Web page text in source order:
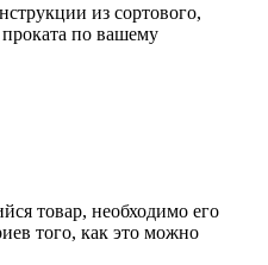
из сортового,
по вашему
товар, необходимо его
того, как это можно